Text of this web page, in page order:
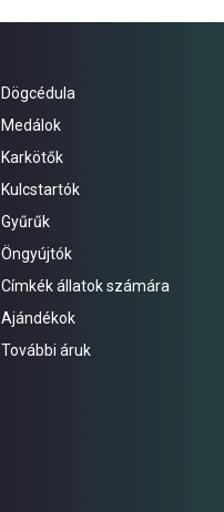
Dögcédula
Medálok
Karkötők
Kulcstartók
Gyűrűk
Öngyújtók
Címkék állatok számára
Ajándékok
További áruk